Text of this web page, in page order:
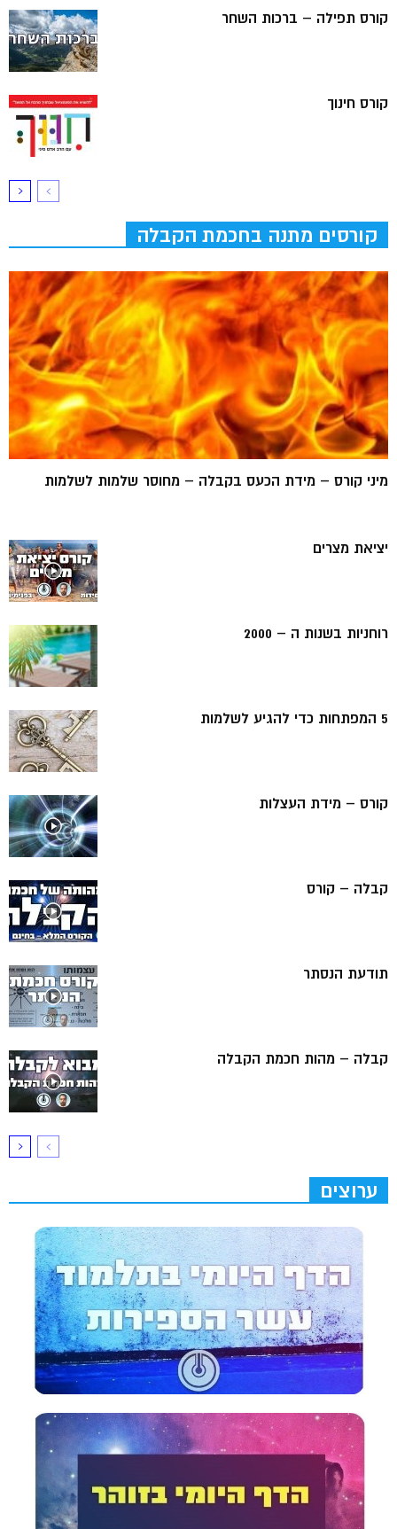
קורס תפילה – ברכות השחר
קורס חינוך
קורסים מתנה בחכמת הקבלה
מיני קורס – מידת הכעס בקבלה – מחוסר שלמות לשלמות
יציאת מצרים
רוחניות בשנות ה – 2000
5 המפתחות כדי להגיע לשלמות
קורס – מידת העצלות
קבלה – קורס
תודעת הנסתר
קבלה – מהות חכמת הקבלה
ערוצים